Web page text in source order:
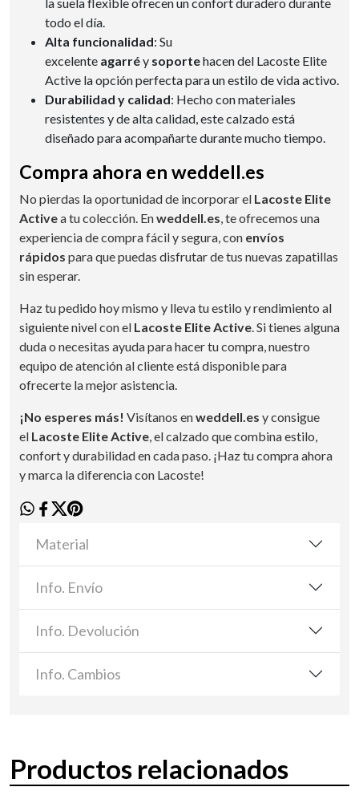
todo el día.
Alta funcionalidad: Su
excelente agarréy soportehacen del Lacoste Elite
Active la opción perfecta para un estilo de vida activo.
Durabilidad y calidad: Hecho con materiales
resistentes y de alta calidad, este calzado está
diseñado para acompañarte durante mucho tiempo.
Compra ahora en weddell.es
No pierdas la oportunidad de incorporar el Lacoste Elite
Activea tu colección. Enweddell.es , te ofrecemos una
experiencia de compra fácil y segura, con envíos
rápidos para que puedas disfrutar de tus nuevas zapatillas
sin esperar.
Haz tu pedido hoy mismo y lleva tu estilo y rendimiento al
siguiente nivel con el Lacoste Elite Active . Si tienes alguna
duda o necesitas ayuda para hacer tu compra, nuestro
equipo de atención al cliente está disponible para
ofrecerte la mejor asistencia.
¡No esperes más! Visítanos enweddell.es y consigue
el Lacoste Elite Active , el calzado que combina estilo,
confort y durabilidad en cada paso. ¡Haz tu compra ahora
y marca la diferencia con Lacoste!
Material
Info. Envío
Info. Devolución
Info. Cambios
Productos relacionados